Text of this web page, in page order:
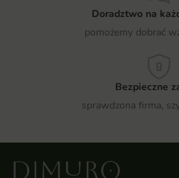
Doradztwo na
pomożemy dobrać
Bezpieczne
sprawdzona firma,